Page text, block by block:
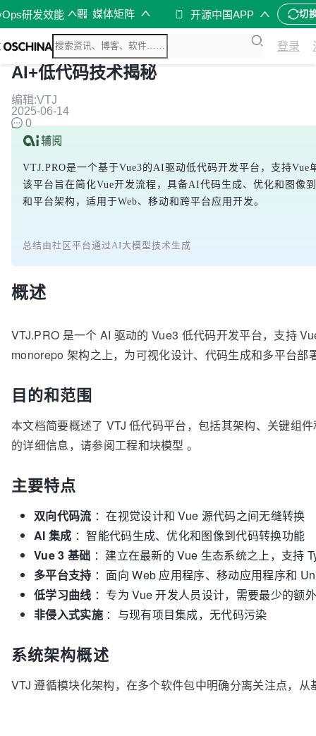
研发效能 媒体矩阵 开源中国APP 切
登录
AI+低代码技术揭秘
编辑:VTJ
2025-06-14
0
VTJ.PRO是一个基于Vue3的AI驱动低代码开发平台，支持
该平台旨在简化Vue开发流程，具备AI代码生成、优化和图像
和平台架构，适用于Web、移动和跨平台应用开发。
总结由社区平台通过AI大模型技术生成
概述
VTJ.PRO 是一个 AI 驱动的 Vue3 低代码开发平台，支持
monorepo 架构之上，为可视化设计、代码生成和多平台
目的和范围
本文档简要概述了 VTJ 低代码平台，包括其架构、关键组
的详细信息，请参阅工程和块模型 。
主要特点
双向代码流 ：在视觉设计和 Vue 源代码之间无缝转换
AI 集成 ：智能代码生成、优化和图像到代码转换功能
Vue 3 基础 ：建立在最新的 Vue 生态系统之上，支持
多平台支持 ：面向 Web 应用程序、移动应用程序和
低学习曲线 ：专为 Vue 开发人员设计，需要最少的额
非侵入式实施 ：与现有项目集成，无代码污染
系统架构概述
VTJ 遵循模块化架构，在多个软件包中明确分离关注点，